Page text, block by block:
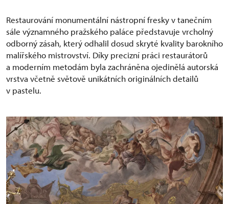
Restaurování monumentální nástropní fresky v tanečním
sále významného pražského paláce představuje vrcholný
odborný zásah, který odhalil dosud skryté kvality barokního
malířského mistrovství. Díky precizní práci restaurátorů
a moderním metodám byla zachráněna ojedinělá autorská
vrstva včetně světově unikátních originálních detailů
v pastelu.